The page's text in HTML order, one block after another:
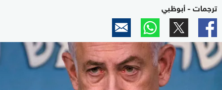
ترجمات - أبوظبي